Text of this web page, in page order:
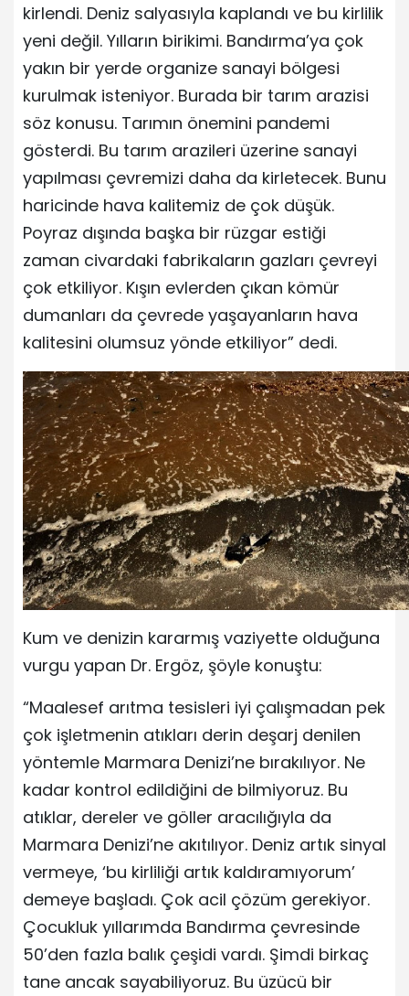
kirlendi. Deniz salyasıyla kaplandı ve bu kirlilik
yeni değil. Yılların birikimi. Bandırma’ya çok
yakın bir yerde organize sanayi bölgesi
kurulmak isteniyor. Burada bir tarım arazisi
söz konusu. Tarımın önemini pandemi
gösterdi. Bu tarım arazileri üzerine sanayi
yapılması çevremizi daha da kirletecek. Bunu
haricinde hava kalitemiz de çok düşük.
Poyraz dışında başka bir rüzgar estiği
zaman civardaki fabrikaların gazları çevreyi
çok etkiliyor. Kışın evlerden çıkan kömür
dumanları da çevrede yaşayanların hava
kalitesini olumsuz yönde etkiliyor” dedi.
Kum ve denizin kararmış vaziyette olduğuna
vurgu yapan Dr. Ergöz, şöyle konuştu:
“Maalesef arıtma tesisleri iyi çalışmadan pek
çok işletmenin atıkları derin deşarj denilen
yöntemle Marmara Denizi’ne bırakılıyor. Ne
kadar kontrol edildiğini de bilmiyoruz. Bu
atıklar, dereler ve göller aracılığıyla da
Marmara Denizi’ne akıtılıyor. Deniz artık sinyal
vermeye, ‘bu kirliliği artık kaldıramıyorum’
demeye başladı. Çok acil çözüm gerekiyor.
Çocukluk yıllarımda Bandırma çevresinde
50’den fazla balık çeşidi vardı. Şimdi birkaç
tane ancak sayabiliyoruz. Bu üzücü bir